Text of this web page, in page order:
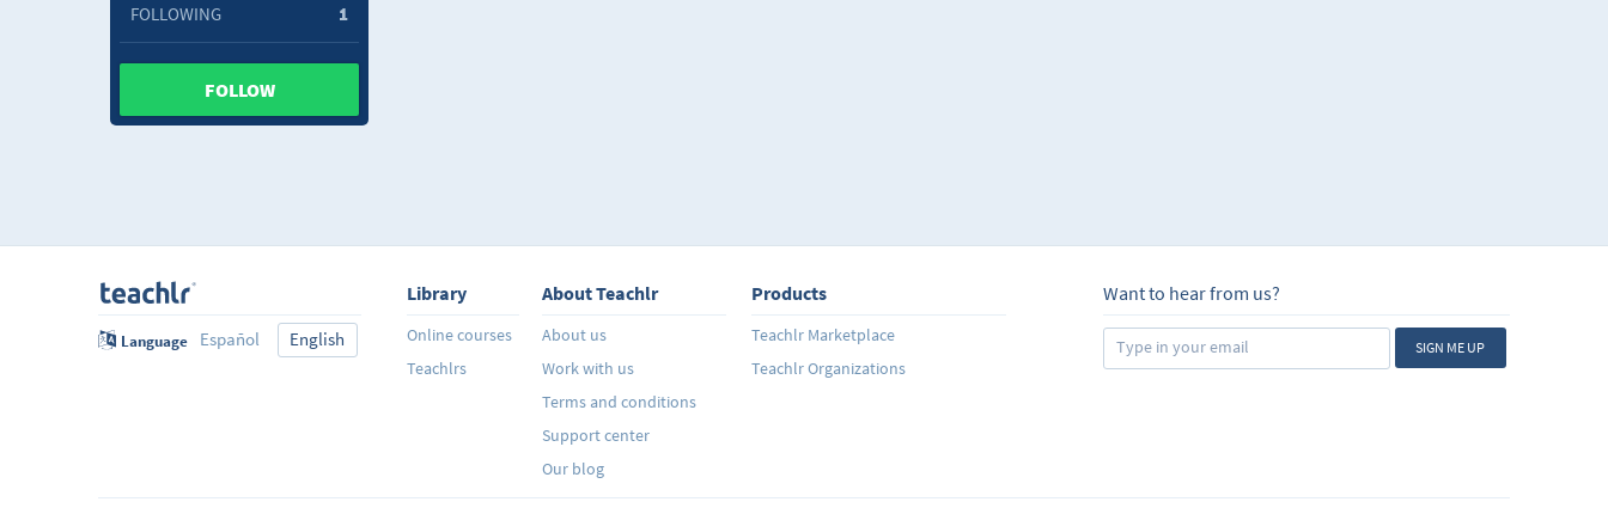
FOLLOWING 1
FOLLOW
Language Español English
Library
Online courses
Teachlrs
About Teachlr
About us
Work with us
Terms and conditions
Support center
Our blog
Products
Teachlr Marketplace
Teachlr Organizations
Want to hear from us?
SIGN ME UP